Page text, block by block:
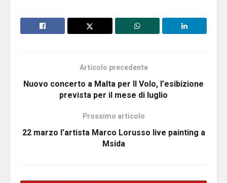
Articolo precedente
Nuovo concerto a Malta per Il Volo, l’esibizione
prevista per il mese di luglio
Prossimo articolo
22 marzo l’artista Marco Lorusso live painting a
Msida